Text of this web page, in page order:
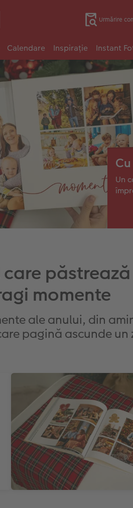
Urmărire
Calendare Inspirație Instant
Un
momente
ale anului, din
pagină ascunde un